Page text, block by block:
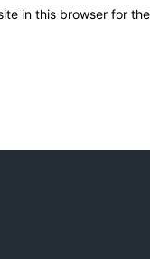
in this browser for